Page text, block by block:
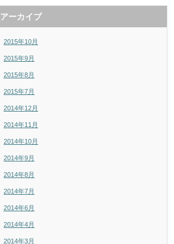
アーカイブ
2015年10月
2015年9月
2015年8月
2015年7月
2014年12月
2014年11月
2014年10月
2014年9月
2014年8月
2014年7月
2014年6月
2014年4月
2014年3月